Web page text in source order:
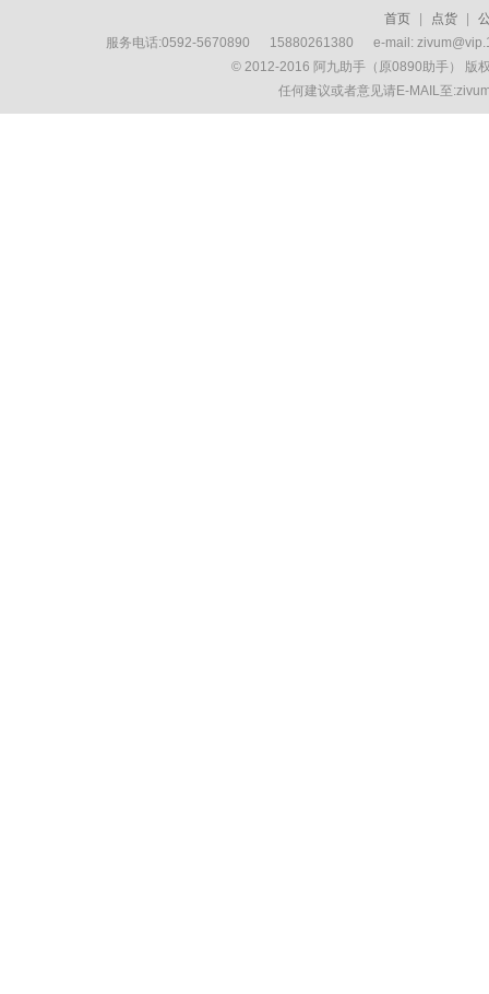
首页 点货
服务电话:0592-5670890 15880261380 e-mail:
© 2012-2016 阿九助手（原0890助手） 版
任何建议或者意见请E-MAIL至